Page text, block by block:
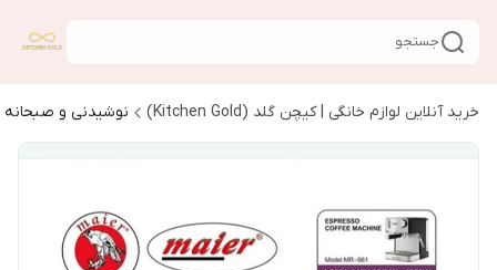
جستجو
خرید آنلاین لوازم خانگی | کیچن گلد (Kitchen Gold) نوشیدنی و صبحانه